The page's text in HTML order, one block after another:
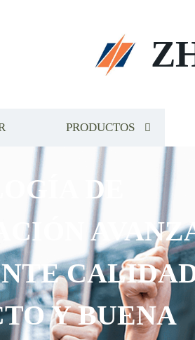
PRODUCTOS
DE
Y BUENA